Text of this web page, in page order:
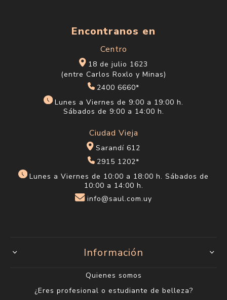
Encontranos en
Centro
18 de julio 1623
(entre Carlos Roxlo y Minas)
2400 6660*
Lunes a Viernes de 9:00 a 19:00 h.
Sábados de 9:00 a 14:00 h.
Ciudad Vieja
Sarandí 612
2915 1202*
Lunes a Viernes de 10:00 a 18:00 h. Sábados de
10:00 a 14:00 h.
info@saul.com.uy
Información
Quienes somos
¿Eres profesional o estudiante de belleza?